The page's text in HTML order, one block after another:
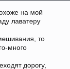
на мой
лаватеру
то
много
дорогу,